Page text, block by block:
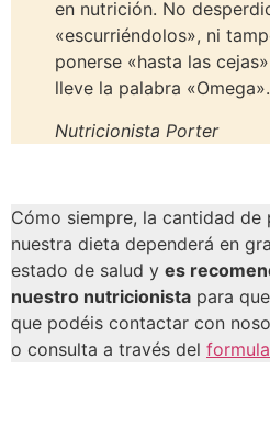
en nutrición. No
«escurriéndolos», ni
ponerse «hasta las
lleve la palabra «Omega».
Nutricionista Porter
Cómo siempre, la cantidad
nuestra dieta dependerá en
estado de salud y es
nuestro nutricionista para
que podéis contactar con
o consulta a través del